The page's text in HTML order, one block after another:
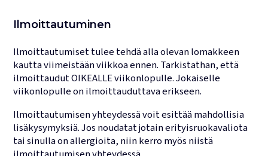
Ilmoittautuminen
Ilmoittautumiset tulee tehdä alla olevan lomakkeen
kautta viimeistään viikkoa ennen. Tarkistathan, että
ilmoittaudut OIKEALLE viikonlopulle. Jokaiselle
viikonlopulle on ilmoittauduttava erikseen.
Ilmoittautumisen yhteydessä voit esittää mahdollisia
lisäkysymyksiä. Jos noudatat jotain erityisruokavaliota
tai sinulla on allergioita, niin kerro myös niistä